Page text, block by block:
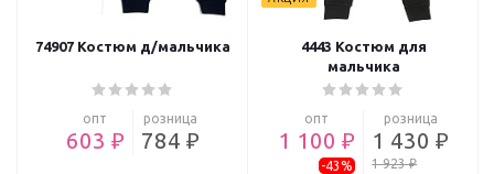
74907 Костюм д/мальчика
опт
603 ₽
розница
784 ₽
4443 Костюм для
мальчика
опт
1 100 ₽
-43%
розница
1 430 ₽
1 923 ₽